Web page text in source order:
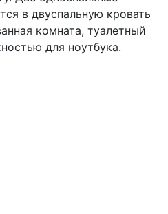
в двуспальную кровать
комната, туалетный
для ноутбука.